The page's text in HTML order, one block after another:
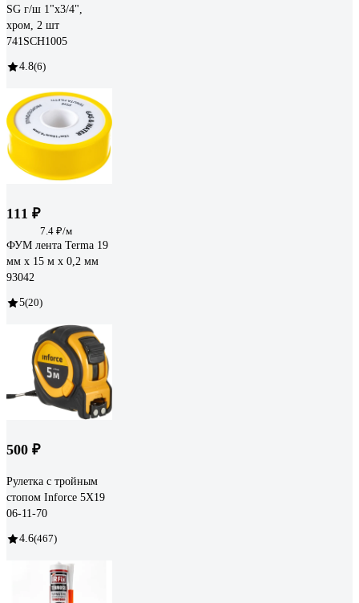
SG г/ш 1"х3/4",
хром, 2 шт
741SCH1005
4.8(6)
111 ₽
7.4 ₽/м
ФУМ лента Terma 19
мм х 15 м х 0,2 мм
93042
5(20)
500 ₽
Рулетка с тройным
стопом Inforce 5Х19
06-11-70
4.6(467)